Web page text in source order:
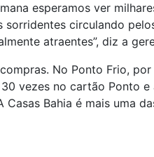
esperamos ver
circulando
atraentes”, diz a
No Ponto Frio,
vezes no cartão Ponto
Bahia é mais uma